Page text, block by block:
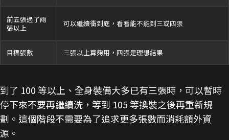
前五張過了兩
張以上
可以繼續衝到底，看看能不能到三或四張
目標張數 三張以上算夠用，四張是理想結果
到了 100 等以上、全身裝備大多已有三張時，可以暫時
停下來不要再繼續洗，等到 105 等換裝之後再重新規
劃。這個階段不需要為了追求更多張數而消耗額外資
源。